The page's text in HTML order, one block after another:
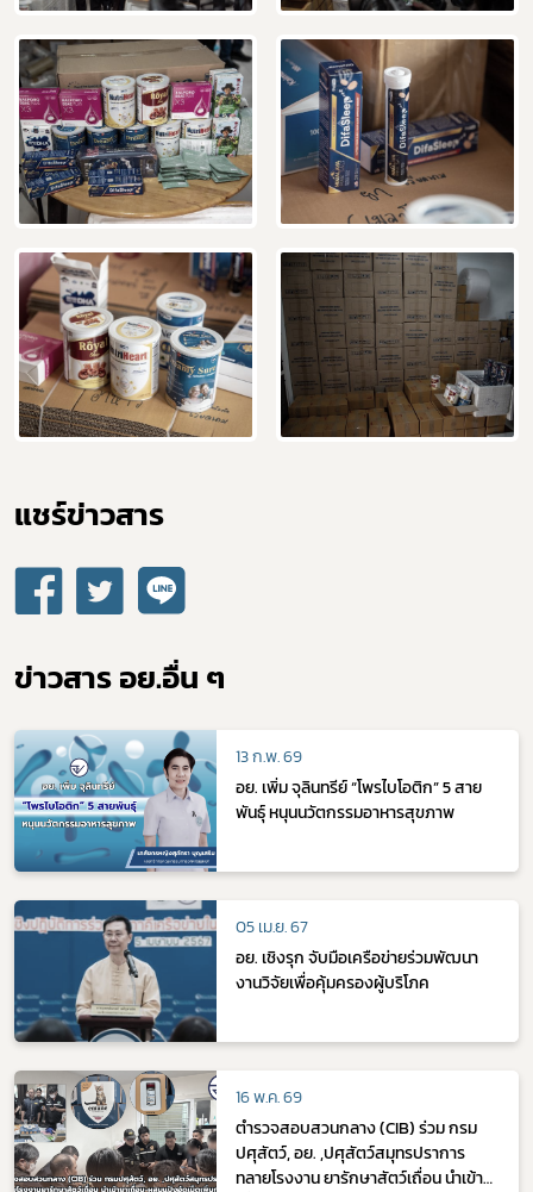
แชร์ข่าวสาร​
ข่าวสาร อย.อื่น ๆ
13 ก.พ. 69
อย. เพิ่ม จุลินทรีย์ “โพรไบโอติก” 5 สาย
พันธุ์ หนุนนวัตกรรมอาหารสุขภาพ
05 เม.ย. 67
อย. เชิงรุก จับมือเครือข่ายร่วมพัฒนา
งานวิจัยเพื่อคุ้มครองผู้บริโภค
16 พ.ค. 69
ตำรวจสอบสวนกลาง (CIB) ร่วม กรม
ปศุสัตว์, อย. ,ปศุสัตว์สมุทรปราการ
ทลายโรงงาน ยารักษาสัตว์เถื่อน นำเข้ายา